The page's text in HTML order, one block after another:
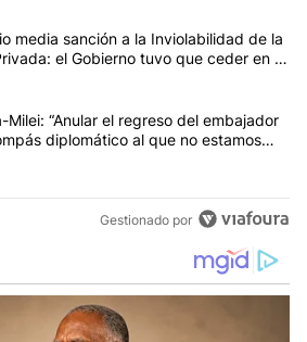
artículos con más comentarios en los
con el título "El Senado dio media
media sanción a la Inviolabilidad de la
el Gobierno tuvo que ceder en la
del Fuego
con el título "Tensión Lula-Milei:
Milei: “Anular el regreso del embajador
diplomático al que no estamos
Gestionado por